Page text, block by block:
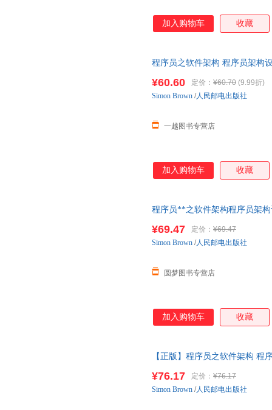
加入购物车 收藏
程序员之软件架构 程序员架构
¥60.60 定价： ¥60.70 (9.99折)
一越图书专营店
Simon Brown /人民邮电出版社
加入购物车 收藏
程序员**之软件架构程序员架
¥69.47 定价： ¥69.47
圆梦图书专营店
Simon Brown /人民邮电出版社
加入购物车 收藏
【正版】程序员之软件架构 程
¥76.17 定价： ¥76.17
Simon Brown /人民邮电出版社